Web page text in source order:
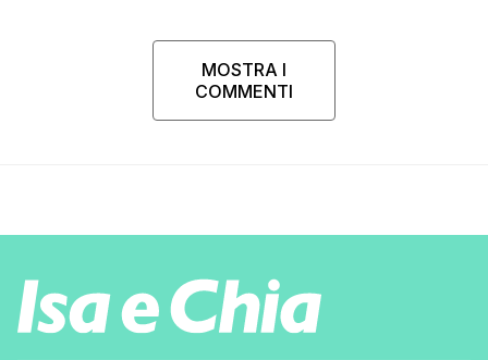
MOSTRA I
COMMENTI